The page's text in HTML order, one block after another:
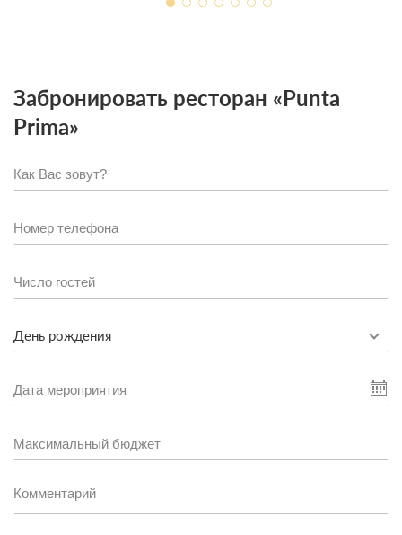
Забронировать ресторан «Punta
Prima»
День рождения